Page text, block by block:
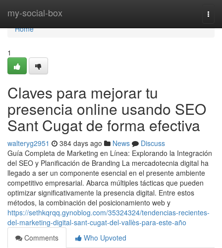
my-social-box
Home
Home
1
Claves para mejorar tu
presencia online usando SEO
Sant Cugat de forma efectiva
walteryg2951 384 days ago News
Discuss
Guía Completa de Marketing en Línea: Explorando la Integración
del SEO y Planificación de Branding La mercadotecnia digital ha
llegado a ser un componente esencial en el presente ambiente
competitivo empresarial. Abarca múltiples tácticas que pueden
optimizar significativamente la presencia digital. Entre estos
métodos, la combinación del posicionamiento web y
https://sethkqrqq.gynoblog.com/35324324/tendencias-recientes-
del-marketing-digital-sant-cugat-del-vallès-para-este-año
Comments
Who Upvoted